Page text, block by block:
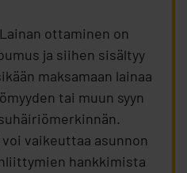
Lainan ottaminen on
ja siihen sisältyy
maksamaan lainaa
tai muun syyn
vaikeuttaa asunnon
hankkimista